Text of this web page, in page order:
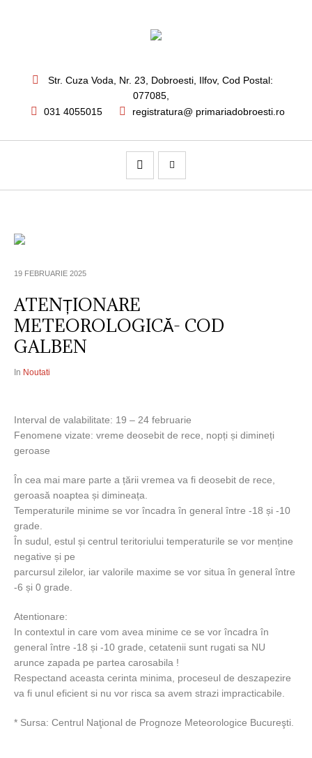
Str. Cuza Voda, Nr. 23 Dobroesti, Ilfov, Cod Postal:
077085,
031 4055015
registratura@ primariadobroesti.ro
19 FEBRUARIE 2025
ATENȚIONARE
METEOROLOGICĂ- COD
GALBEN
In Noutati
Interval de valabilitate: 19 – 24 februarie
Fenomene vizate: vreme deosebit de rece, nopți și dimineți
geroase
În cea mai mare parte a țării vremea va fi deosebit de rece,
geroasă noaptea și dimineața.
Temperaturile minime se vor încadra în general între -18 și -10
grade.
În sudul, estul și centrul teritoriului temperaturile se vor menține
negative și pe
parcursul zilelor, iar valorile maxime se vor situa în general între
-6 și 0 grade.
Atentionare:
In contextul in care vom avea minime ce se vor încadra în
general între -18 și -10 grade, cetatenii sunt rugati sa NU
arunce zapada pe partea carosabila !
Respectand aceasta cerinta minima, proceseul de deszapezire
va fi unul eficient si nu vor risca sa avem strazi impracticabile.
* Sursa: Centrul Naţional de Prognoze Meteorologice Bucureşti.